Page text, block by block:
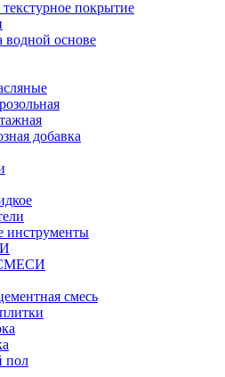
покрытие
водной основе
добавка
инструменты
смесь
пол